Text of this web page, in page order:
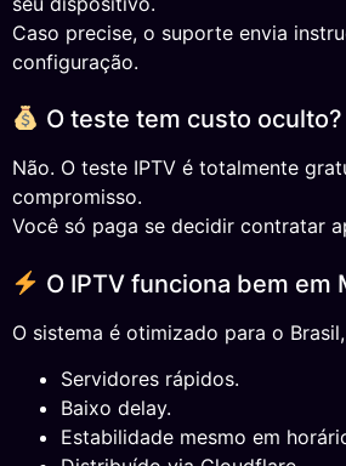
Caso precise, o suporte envia
configuração.
O teste tem custo oculto?
Não. O teste IPTV é totalmente
compromisso.
Você só paga se decidir contratar
O IPTV funciona bem em
O sistema é otimizado para o
Servidores rápidos.
Baixo delay.
Estabilidade mesmo em